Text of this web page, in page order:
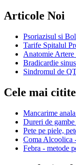
Articole Noi
Psoriazisul si
Tarife Spitalul
Anatomie Artere
Bradicardie
Sindromul de
Cele mai
Mancarime
Dureri de
Pete pe piele,
Coma Alcoolica
Febra - metode